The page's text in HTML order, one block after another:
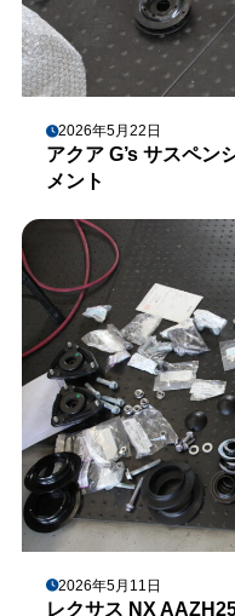
2026年5月22日
アクア G’s サスペン
メント
2026年5月11日
レクサス NX